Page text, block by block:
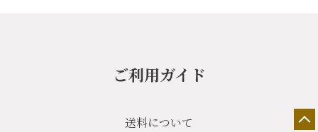
ご利用ガイド
送料について